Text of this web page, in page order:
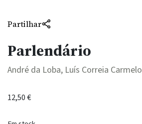
Partilhar
Parlendário
André da Loba, Luís Correia Carmelo
12,50€